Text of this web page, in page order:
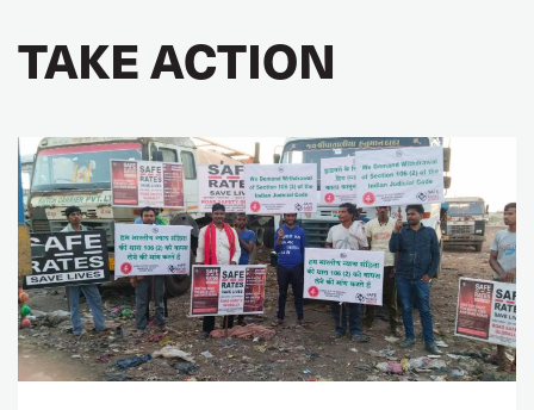
TAKE ACTION